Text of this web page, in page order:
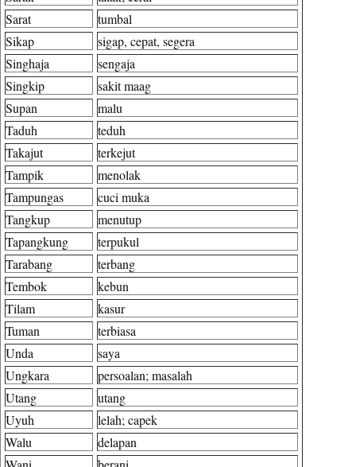
Sarat
tumbal
Sikap
sigap, cepat, segera
Singhaja
sengaja
Singkip
sakit maag
Supan
malu
Taduh
teduh
Takajut
terkejut
Tampik
menolak
Tampungas
cuci muka
Tangkup
menutup
Tapangkung
terpukul
Tarabang
terbang
Tembok
kebun
Tilam
kasur
Tuman
terbiasa
Unda
saya
Ungkara
persoalan; masalah
Utang
utang
Uyuh
lelah; capek
Walu
delapan